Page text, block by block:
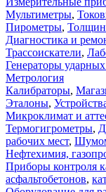
Мультиметры,
Пирометры,
Диагностика и
Трассоискатели,
Генераторы
Метрология
Калибраторы,
Эталоны,
Микроклимат и
Термогигрометры,
рабочих мест,
Нефтехимия,
Приборы контроля
асфальтобетонов,